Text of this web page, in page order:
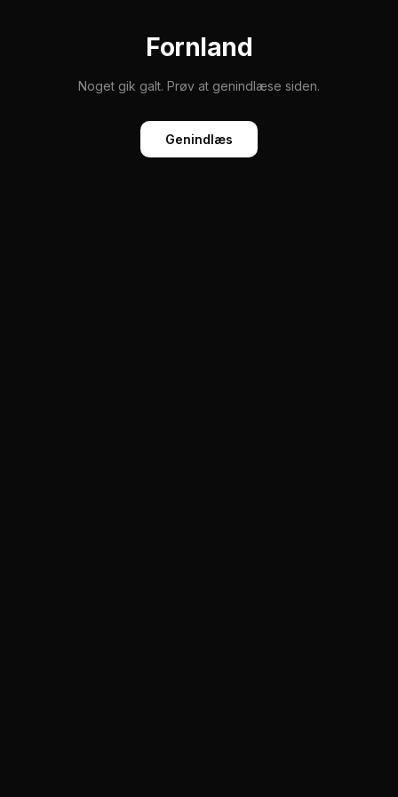
Fornland
Noget gik galt. Prøv at genindlæse siden.
Genindlæs